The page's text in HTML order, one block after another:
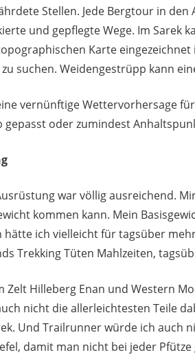
Stellen. Jede Bergtour in
und gepflegte Wege. Im Sarek
Karte
suchen. Weidengestrüpp kann
vernünftige Wettervorhersage
gepasst oder zumindest
war völlig ausreichend.
kommen kann. Mein
hätte ich vielleicht für tagsüber
Trekking Tüten Mahlzeiten,
Zelt Hilleberg Enan und Western
nicht die allerleichtesten Teile
Und Trailrunner würde ich auch
damit man nicht bei jeder